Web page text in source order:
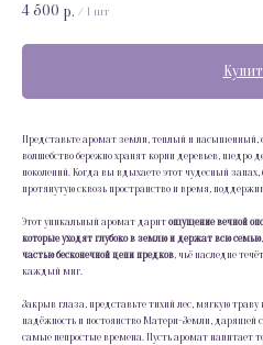
4 500 р. / 1 шт
Представьте аромат земли, теплый и
волшебство бережно хранят корни деревьев, щедро
поколений. Когда вы вдыхаете этот чудесный запах,
протянутую сквозь пространство и время,
Этот уникальный аромат даритощущение вечной
которые уходят глубоко в землю и держат всю семью
частью бесконечной цепи предков, чьё наследие
каждый миг.
Закрыв глаза, представьте тихий лес, мягкую
надёжность и постоянство Матери-Земли, дарящей
самые непростые времена. Пусть аромат напитает